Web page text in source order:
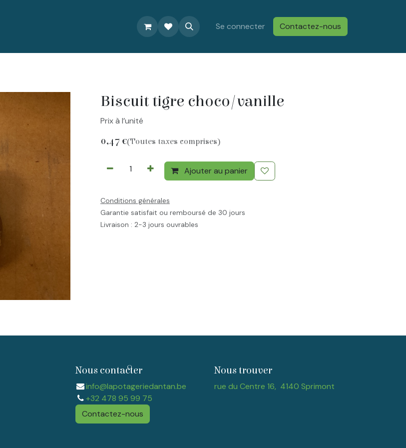
Contactez-nous Confidentialité & Cookies Conditions générales de
Se connecter Contactez-nous
Biscuit tigre choco/vanille
Prix à l’unité
0,47 €(Toutes taxes comprises)
Ajouter au panier
Conditions générales
Garantie satisfait ou remboursé de 30 jours
Livraison : 2-3 jours ouvrables
Nous trouver
rue du Centre 16, 4140 Sprimont
Nous contacter
info@lapotageriedantan.be
+32 478 95 99 75
Contactez-nous